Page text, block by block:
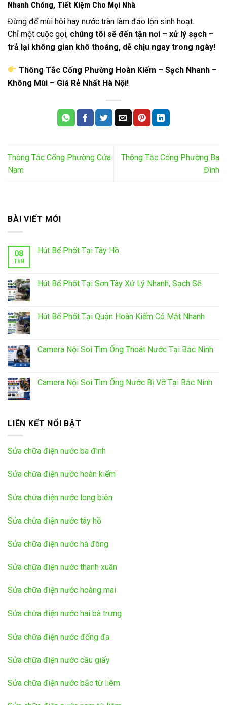
Nhanh Chóng, Tiết Kiệm Cho Mọi Nhà
Đừng để mùi hôi hay nước tràn làm đảo lộn sinh hoạt.
Chỉ một cuộc gọi, chúng tôi sẽ đến tận nơi – xử lý sạch –
trả lại không gian khô thoáng, dễ chịu ngay trong ngày!
Thông Tắc Cống Phường Hoàn Kiếm – Sạch Nhanh –
Không Mùi – Giá Rẻ Nhất Hà Nội!
Thông Tắc Cống Phường Cửa
Nam
Thông Tắc Cống Phường Ba
Đình
BÀI VIẾT MỚI
08
Th8
Hút Bể Phốt Tại Tây Hồ
Hút Bể Phốt Tại Sơn Tây Xử Lý Nhanh, Sạch Sẽ
Hút Bể Phốt Tại Quận Hoàn Kiếm Có Mặt Nhanh
Camera Nội Soi Tìm Ống Thoát Nước Tại Bắc Ninh
Camera Nội Soi Tìm Ống Nước Bị Vỡ Tại Bắc Ninh
LIÊN KẾT NỔI BẬT
Sửa chữa điện nước ba đình
Sửa chữa điện nước hoàn kiếm
Sửa chữa điện nước long biên
Sửa chữa điện nước tây hồ
Sửa chữa điện nước hà đông
Sửa chữa điện nước thanh xuân
Sửa chữa điện nước hoàng mai
Sửa chữa điện nước hai bà trưng
Sửa chữa điện nước đống đa
Sửa chữa điện nước cầu giấy
Sửa chữa điện nước bắc từ liêm